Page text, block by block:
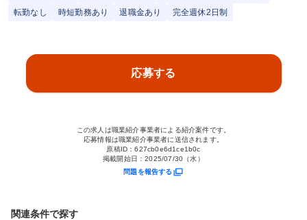
転勤なし
時短勤務あり 退職金あり 完全週休2日制
応募する
この求人は職業紹介事業者による紹介案件です。
応募情報は職業紹介事業者に送信されます。
原稿ID：627cb0e6d1ce1b0c
掲載開始日：2025/07/30（水）
問題を報告する
関連条件で探す